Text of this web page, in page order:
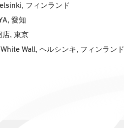
, フィンランド
, 愛知
店, 東京
Wall, ヘルシンキ, フィンランド